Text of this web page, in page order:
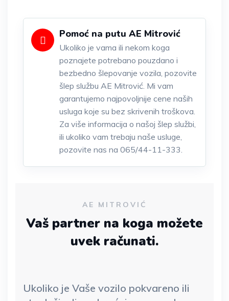
Pomoć na putu AE Mitrović
Ukoliko je vama ili nekom koga
poznajete potrebano pouzdano i
bezbedno šlepovanje vozila, pozovite
šlep službu AE Mitrović. Mi vam
garantujemo najpovoljnije cene naših
usluga koje su bez skrivenih troškova.
Za više informacija o našoj šlep službi,
ili ukoliko vam trebaju naše usluge,
pozovite nas na 065/44-11-333.
AE MITROVIĆ
Vaš partner na koga možete
uvek računati.
Ukoliko je Vaše vozilo pokvareno ili